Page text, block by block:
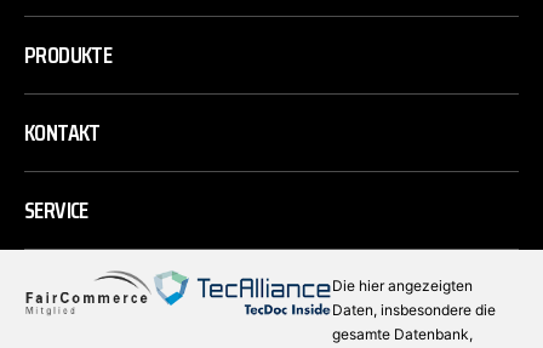
PRODUKTE
KONTAKT
SERVICE
Die hier angezeigten
Daten, insbesondere die
gesamte Datenbank,